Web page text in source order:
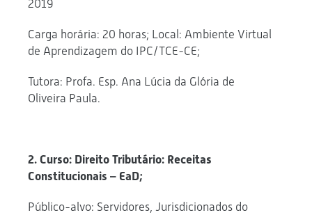
2019
Carga horária: 20 horas; Local: Ambiente Virtual
de Aprendizagem do IPC/TCE-CE;
Tutora: Profa. Esp. Ana Lúcia da Glória de
Oliveira Paula.
2. Curso: Direito Tributário: Receitas
Constitucionais – EaD;
Público-alvo: Servidores, Jurisdicionados do